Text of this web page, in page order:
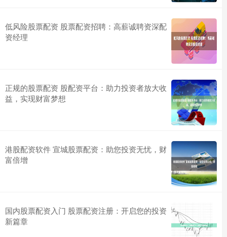
低风险股票配资 股票配资招聘：高薪诚聘资深配
资经理
正规的股票配资 股配资平台：助力投资者放大收
益，实现财富梦想
港股配资软件 宣城股票配资：助您投资无忧，财
富倍增
国内股票配资入门 股票配资注册：开启您的投资
新篇章